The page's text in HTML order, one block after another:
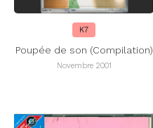
K7
Poupée de son (Compilation)
Novembre 2001